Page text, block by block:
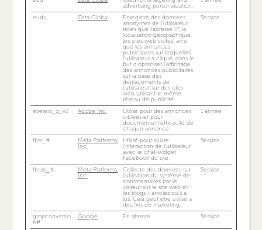
advertising personalization.
euds Zeta Global
Enregistre des données
anonymes de l'utilisateur,
telles que l'adresse IP, la
localisation géographique,
les sites web visités, ainsi
que les annonces
publicitaires sur lesquelles
l'utilisateur a cliqué, dans le
but d'optimiser l'affichage
des annonces publicitaires
sur la base des
déplacements de
l'utilisateur sur des sites
web utilisant le même
réseau de publicité.
Session
everest_g_v2 Adobe Inc.
Utilisé pour des annonces
ciblées et pour
documenter l'efficacité de
chaque annonce.
1 année
fbsr_#
Meta Platforms,
Inc.
Utilisé pour suivre
l'interaction de l'utilisateur
avec le chat-widget
Facebook du site.
Session
fbssls_#
Meta Platforms,
Inc.
Collecte des données sur
l’utilisation du système de
commentaires par le
visiteur sur le site web et
les blogs / articles qu’il a
lus. Cela peut être utilisé à
des fins de marketing.
Session
gmpconversio
n#
Google En attente Session